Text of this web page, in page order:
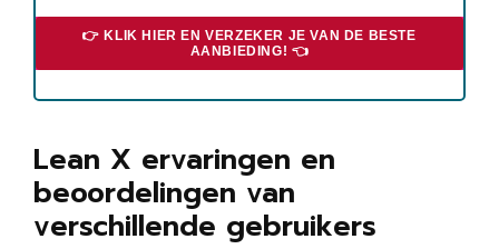
👉 KLIK HIER EN VERZEKER JE VAN DE BESTE
AANBIEDING! 👈
Lean X ervaringen en
beoordelingen van
verschillende gebruikers